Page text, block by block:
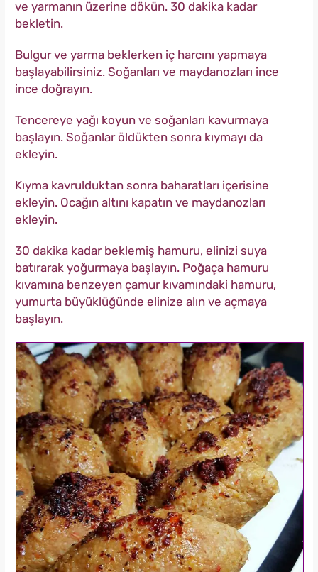
ve yarmanın üzerine dökün. 30 dakika kadar
bekletin.
Bulgur ve yarma beklerken iç harcını yapmaya
başlayabilirsiniz. Soğanları ve maydanozları ince
ince doğrayın.
Tencereye yağı koyun ve soğanları kavurmaya
başlayın. Soğanlar öldükten sonra kıymayı da
ekleyin.
Kıyma kavrulduktan sonra baharatları içerisine
ekleyin. Ocağın altını kapatın ve maydanozları
ekleyin.
30 dakika kadar beklemiş hamuru, elinizi suya
batırarak yoğurmaya başlayın. Poğaça hamuru
kıvamına benzeyen çamur kıvamındaki hamuru,
yumurta büyüklüğünde elinize alın ve açmaya
başlayın.